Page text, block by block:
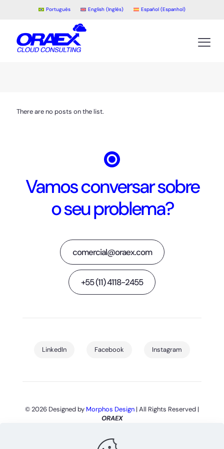
Português English (Inglês) Español (Espanhol)
There are no posts on the list.
Vamos conversar sobre
o seu problema?
comercial@oraex.com
+55 (11) 4118-2455
LinkedIn Facebook Instagram
© 2026 Designed by Morphos Design | All Rights Reserved |
ORAEX